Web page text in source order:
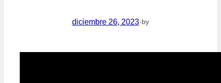
diciembre 26, 2023·by